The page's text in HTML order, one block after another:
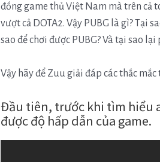
đồng game thủ Việt Nam mà trên cả
vượt cả DOTA2. Vậy PUBG là gì? Tại
sao để chơi được PUBG? Và tại sao
Vậy hãy để Zuu giải đáp các thắc
Đầu tiên, trước khi tìm hiểu
được độ hấp dẫn của game.